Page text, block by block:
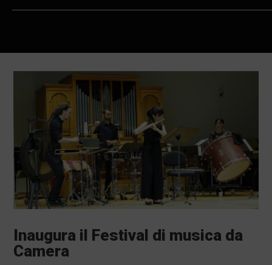
Inaugura il Festival di musica da
Camera